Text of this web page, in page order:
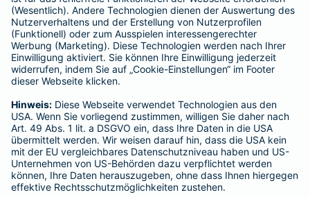
Kranken-Zusatzversicherung
Tierversicherungen
Haftpflichtversicherung
Hausratversicherung
Adresse ändern
Schaden melden
Kilometerstandsmeldung
Serviceübersicht